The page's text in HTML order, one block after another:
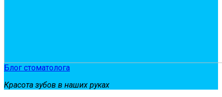
Блог стоматолога
Красота зубов в наших руках